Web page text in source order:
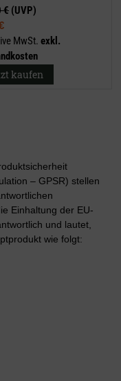
€ (UVP)
MwSt. exkl.
kaufen
– GPSR) stellen
Einhaltung der EU-
und lautet,
wie folgt: